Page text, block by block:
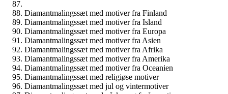
Diamantmalingssæt med motiver fra Finland
Diamantmalingssæt med motiver fra Island
Diamantmalingssæt med motiver fra Europa
Diamantmalingssæt med motiver fra Asien
Diamantmalingssæt med motiver fra Afrika
Diamantmalingssæt med motiver fra Amerika
Diamantmalingssæt med motiver fra Oceanien
Diamantmalingssæt med religiøse motiver
Diamantmalingssæt med jul og vintermotiver